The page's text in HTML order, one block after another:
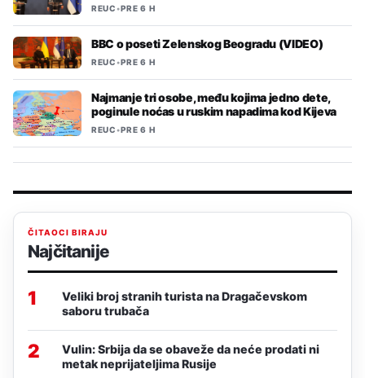
REUC•PRE 6 H
BBC o poseti Zelenskog Beogradu (VIDEO)
REUC•PRE 6 H
Najmanje tri osobe, među kojima jedno dete,
poginule noćas u ruskim napadima kod Kijeva
REUC•PRE 6 H
ČITAOCI BIRAJU
Najčitanije
1
Veliki broj stranih turista na Dragačevskom
saboru trubača
2
Vulin: Srbija da se obaveže da neće prodati ni
metak neprijateljima Rusije